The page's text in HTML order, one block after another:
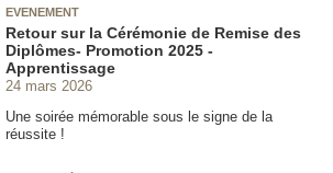
EVENEMENT
Retour sur la Cérémonie de Remise des
Diplômes- Promotion 2025 -
Apprentissage
24 mars 2026
Une soirée mémorable sous le signe de la
réussite !